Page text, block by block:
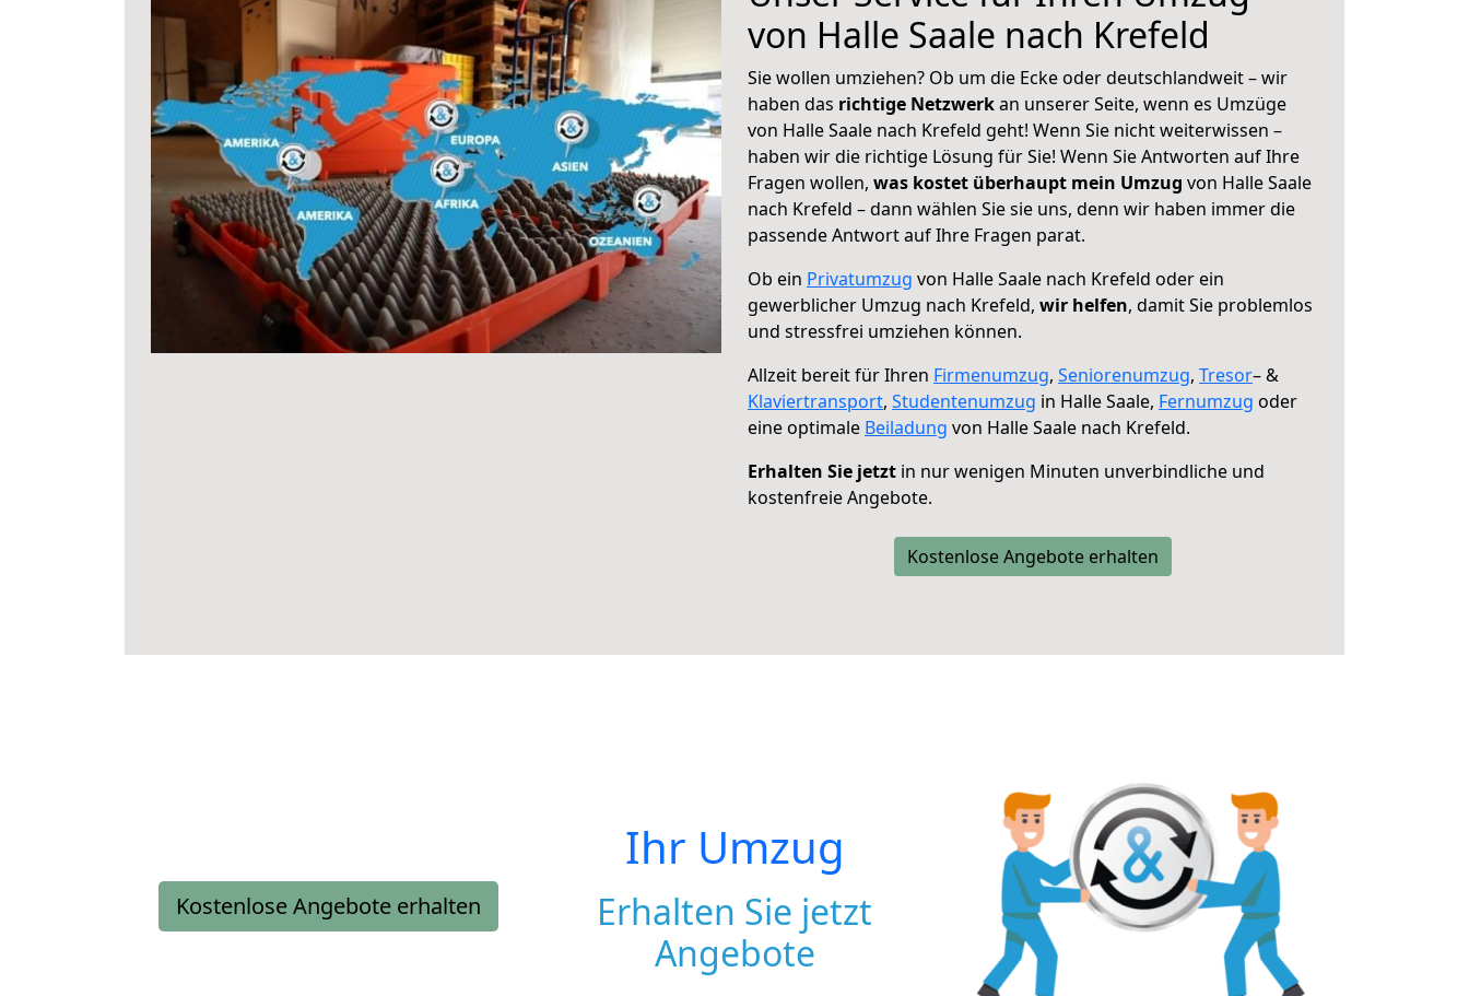
von Halle Saale nach Krefeld
Sie wollen umziehen? Ob um die Ecke oder deutschlandweit – wir
haben das richtige Netzwerkan unserer Seite, wenn es Umzüge
von Halle Saale nach Krefeld geht! Wenn Sie nicht weiterwissen –
haben wir die richtige Lösung für Sie! Wenn Sie Antworten auf Ihre
Fragen wollen, was kostet überhaupt mein Umzug von Halle Saale
nach Krefeld – dann wählen Sie sie uns, denn wir haben immer die
passende Antwort auf Ihre Fragen parat.
Ob ein Privatumzug von Halle Saale nach Krefeld oder ein
gewerblicher Umzug nach Krefeld, wir helfen, damit Sie problemlos
und stressfrei umziehen können.
Allzeit bereit für Ihren Firmenumzug, Seniorenumzug, Tresor– &
Klaviertransport, Studentenumzug in Halle Saale, Fernumzug oder
eine optimale Beiladung von Halle Saale nach Krefeld.
Erhalten Sie jetzt in nur wenigen Minuten unverbindliche und
kostenfreie Angebote.
Kostenlose Angebote erhalten
Kostenlose Angebote erhalten
Ihr Umzug
Erhalten Sie jetzt
Angebote